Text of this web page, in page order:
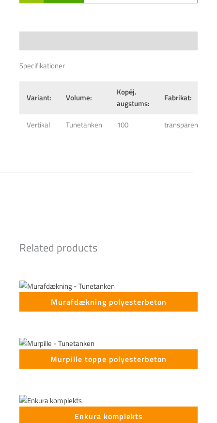
Specifikationer
Variant: Volume:
Kopēj.
augstums:
Fabrikat:
Vertikal Tunetanken 100 transparent
Related products
Murafdækning polyesterbeton
Murpille toppe polyesterbeton
Enkura komplekts